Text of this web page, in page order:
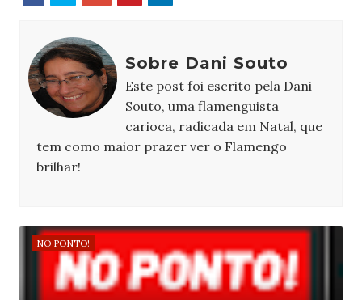
Sobre Dani Souto
Este post foi escrito pela Dani
Souto, uma flamenguista
carioca, radicada em Natal, que
tem como maior prazer ver o Flamengo
brilhar!
NO PONTO!